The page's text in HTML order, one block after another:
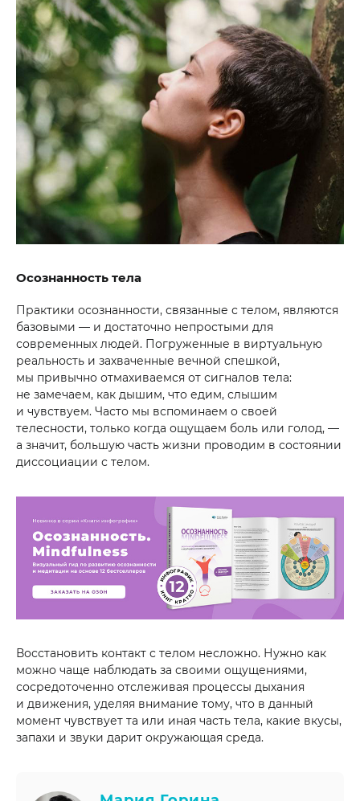
Осознанность тела
Практики осознанности, связанные с телом, являются
базовыми — и достаточно непростыми для
современных людей. Погруженные в виртуальную
реальность и захваченные вечной спешкой,
мы привычно отмахиваемся от сигналов тела:
не замечаем, как дышим, что едим, слышим
и чувствуем. Часто мы вспоминаем о своей
телесности, только когда ощущаем боль или голод, —
а значит, большую часть жизни проводим в состоянии
диссоциации с телом.
Восстановить контакт с телом несложно. Нужно как
можно чаще наблюдать за своими ощущениями,
сосредоточенно отслеживая процессы дыхания
и движения, уделяя внимание тому, что в данный
момент чувствует та или иная часть тела, какие вкусы,
запахи и звуки дарит окружающая среда.